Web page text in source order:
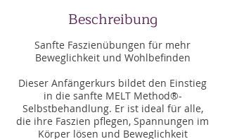
J
n
i
Beschreibung
Sanfte Faszienübungen für mehr
Beweglichkeit und Wohlbefinden
Dieser Anfängerkurs bildet den Einstieg
in die sanfte MELT Method®-
Selbstbehandlung. Er ist ideal für alle,
die ihre Faszien pflegen, Spannungen im
Körper lösen und Beweglichkeit